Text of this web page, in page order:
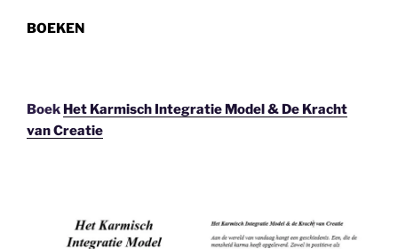
BOEKEN
Boek Het Karmisch Integratie Model & De Kracht
van Creatie